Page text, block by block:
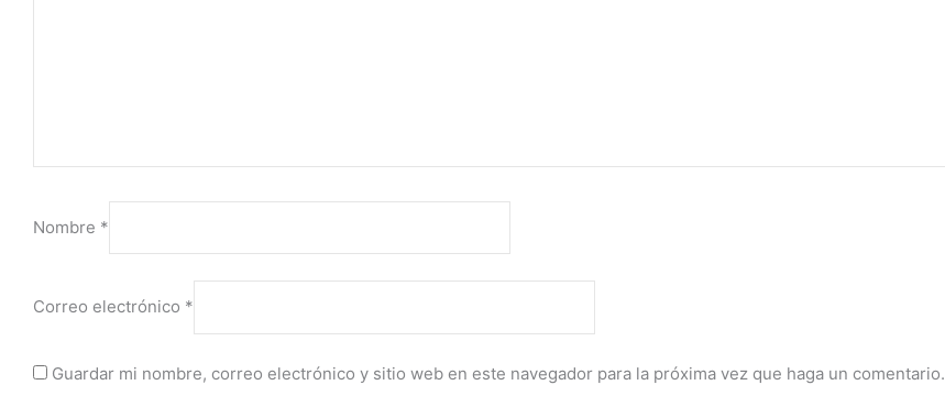
Nombre *
Correo electrónico *
Guardar mi nombre, correo electrónico y sitio web en este navegador para la próxima vez que haga un comentario.